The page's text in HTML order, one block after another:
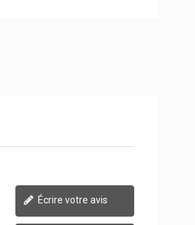
Écrire votre avis